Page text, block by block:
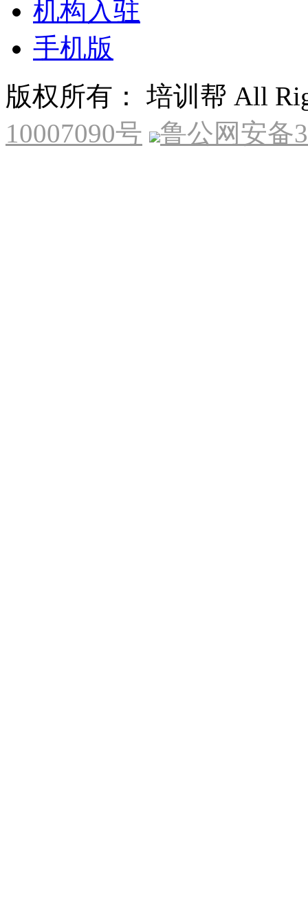
机构入驻
手机版
版权所有： 培训帮 All
10007090号
鲁公网安备